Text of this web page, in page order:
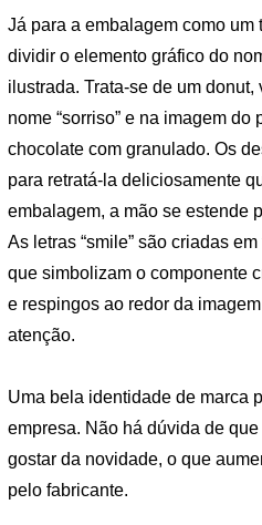
Já para a embalagem como
dividir o elemento gráfico do
ilustrada. Trata-se de um
nome “sorriso” e na imagem
chocolate com granulado. Os
para retratá-la deliciosamente
embalagem, a mão se estende
As letras “smile” são criadas
que simbolizam o componente
e respingos ao redor da
atenção.
Uma bela identidade de marca
empresa. Não há dúvida de
gostar da novidade, o que
pelo fabricante.